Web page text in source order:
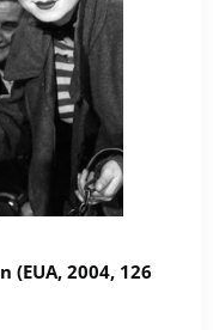
(EUA, 2004, 126